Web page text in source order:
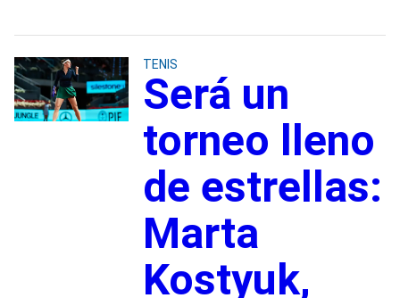
TENIS
Será un
torneo lleno
de estrellas:
Marta
Kostyuk,